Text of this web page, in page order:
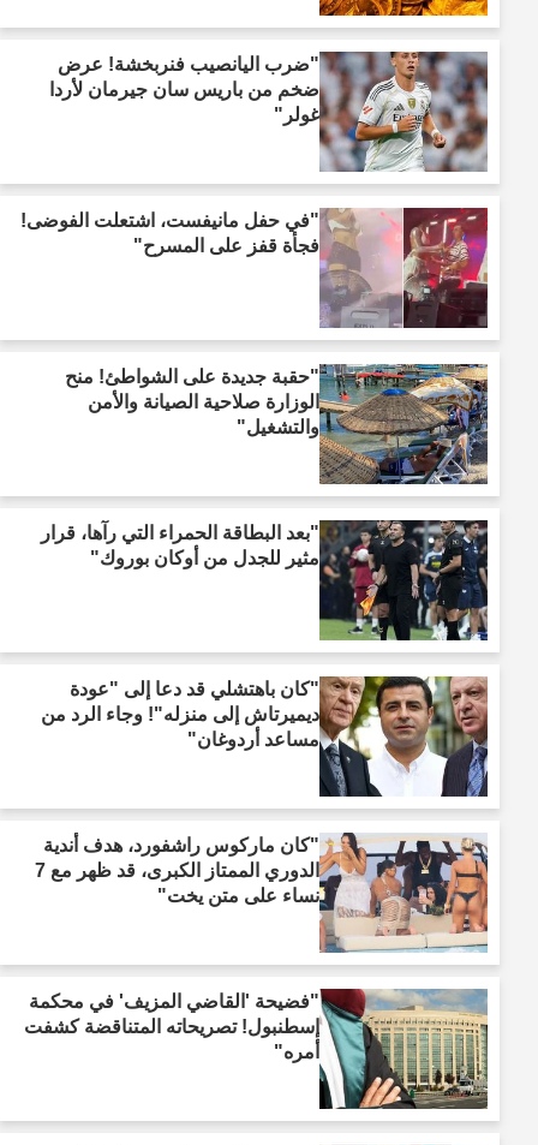
"ضرب اليانصيب فنربخشة! عرض
ضخم من باريس سان جيرمان لأردا
غولر"
"في حفل مانيفست، اشتعلت الفوضى!
فجأة قفز على المسرح"
"حقبة جديدة على الشواطئ! منح
الوزارة صلاحية الصيانة والأمن
والتشغيل"
"بعد البطاقة الحمراء التي رآها، قرار
مثير للجدل من أوكان بوروك"
"كان باهتشلي قد دعا إلى "عودة
ديميرتاش إلى منزله"! وجاء الرد من
مساعد أردوغان"
"كان ماركوس راشفورد، هدف أندية
الدوري الممتاز الكبرى، قد ظهر مع 7
نساء على متن يخت"
"فضيحة 'القاضي المزيف' في محكمة
إسطنبول! تصريحاته المتناقضة كشفت
أمره"